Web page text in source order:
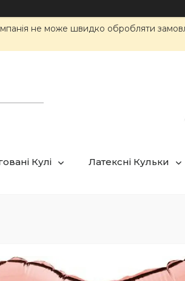
не може швидко обробляти
Кулі Латексні Кульки